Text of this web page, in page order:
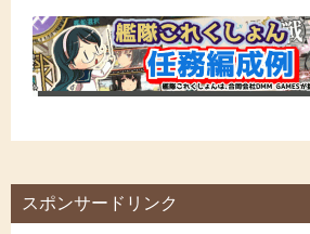
スポンサードリンク